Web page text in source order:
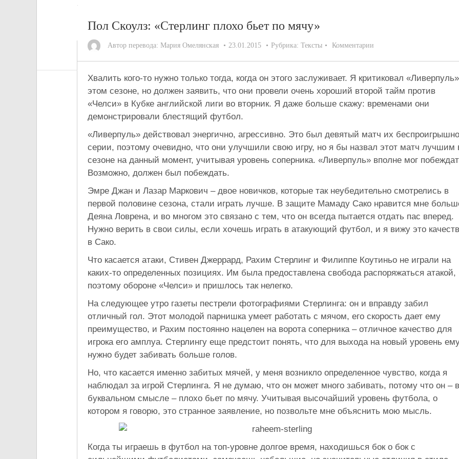
Пол Скоулз: «Стерлинг плохо бьет по мячу»
Автор перевода: Мария Омелянская 23.01.2015 Рубрика: Тексты Комментарии
Хвалить кого-то нужно только тогда, когда он этого заслуживает. Я критиковал
этом сезоне, но должен заявить, что они провели очень хороший второй тайм против
«Челси» в Кубке английской лиги во вторник. Я даже больше скажу: временами они
демонстрировали блестящий футбол.
«Ливерпуль» действовал энергично, агрессивно. Это был девятый матч их
серии, поэтому очевидно, что они улучшили свою игру, но я бы назвал этот матч лучшим
сезоне на данный момент, учитывая уровень соперника. «Ливерпуль» вполне мог
Возможно, должен был побеждать.
Эмре Джан и Лазар Маркович – двое новичков, которые так неубедительно смотрелись в
первой половине сезона, стали играть лучше. В защите Мамаду Сако нравится мне
Деяна Ловрена, и во многом это связано с тем, что он всегда пытается отдать пас вперед.
Нужно верить в свои силы, если хочешь играть в атакующий футбол, и я вижу это
в Сако.
Что касается атаки, Стивен Джеррард, Рахим Стерлинг и Филиппе Коутиньо не играли на
каких-то определенных позициях. Им была предоставлена свобода распоряжаться атакой,
поэтому обороне «Челси» и пришлось так нелегко.
На следующее утро газеты пестрели фотографиями Стерлинга: он и вправду забил
отличный гол. Этот молодой парнишка умеет работать с мячом, его скорость дает ему
преимущество, и Рахим постоянно нацелен на ворота соперника – отличное качество для
игрока его амплуа. Стерлингу еще предстоит понять, что для выхода на новый уровень
нужно будет забивать больше голов.
Но, что касается именно забитых мячей, у меня возникло определенное чувство, когда я
наблюдал за игрой Стерлинга. Я не думаю, что он может много забивать, потому что он – в
буквальном смысле – плохо бьет по мячу. Учитывая высочайший уровень футбола, о
котором я говорю, это странное заявление, но позвольте мне объяснить мою мысль.
Когда ты играешь в футбол на топ-уровне долгое время, находишься бок о бок с